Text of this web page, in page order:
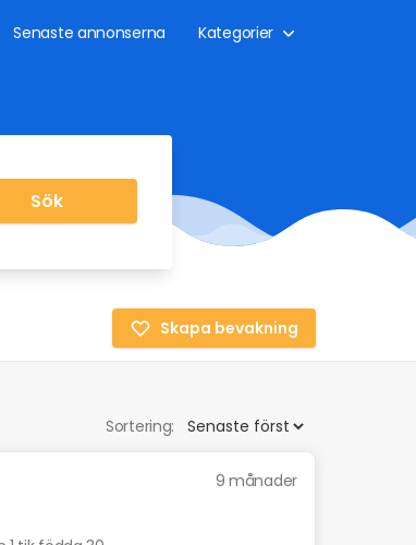
Senaste annonserna Kategorier
Sök
Skapa bevakning
Sortering:
9 månader